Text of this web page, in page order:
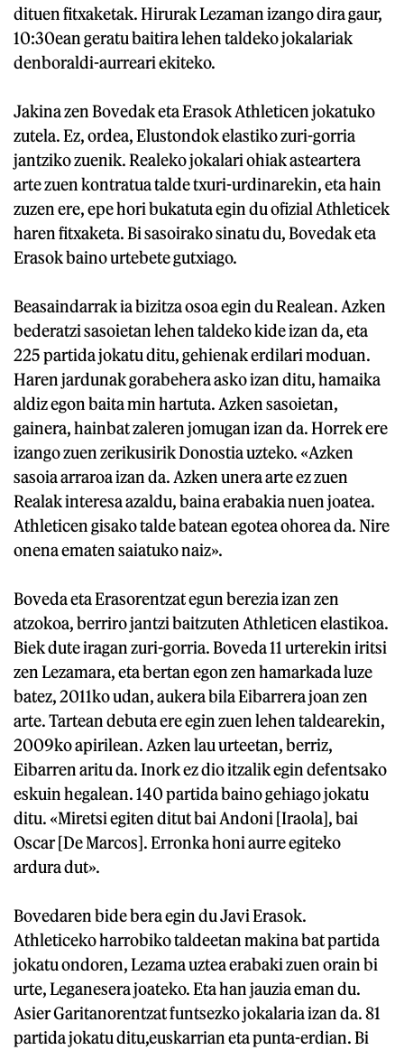
dituen fitxaketak. Hirurak Lezaman izango dira gaur,
10:30ean geratu baitira lehen taldeko jokalariak
denboraldi-aurreari ekiteko.
Jakina zen Bovedak eta Erasok Athleticen jokatuko
zutela. Ez, ordea, Elustondok elastiko zuri-gorria
jantziko zuenik. Realeko jokalari ohiak asteartera
arte zuen kontratua talde txuri-urdinarekin, eta hain
zuzen ere, epe hori bukatuta egin du ofizial Athleticek
haren fitxaketa. Bi sasoirako sinatu du, Bovedak eta
Erasok baino urtebete gutxiago.
Beasaindarrak ia bizitza osoa egin du Realean. Azken
bederatzi sasoietan lehen taldeko kide izan da, eta
225 partida jokatu ditu, gehienak erdilari moduan.
Haren jardunak gorabehera asko izan ditu, hamaika
aldiz egon baita min hartuta. Azken sasoietan,
gainera, hainbat zaleren jomugan izan da. Horrek ere
izango zuen zerikusirik Donostia uzteko. «Azken
sasoia arraroa izan da. Azken unera arte ez zuen
Realak interesa azaldu, baina erabakia nuen joatea.
Athleticen gisako talde batean egotea ohorea da. Nire
onena ematen saiatuko naiz».
Boveda eta Erasorentzat egun berezia izan zen
atzokoa, berriro jantzi baitzuten Athleticen elastikoa.
Biek dute iragan zuri-gorria. Boveda 11 urterekin iritsi
zen Lezamara, eta bertan egon zen hamarkada luze
batez, 2011ko udan, aukera bila Eibarrera joan zen
arte. Tartean debuta ere egin zuen lehen taldearekin,
2009ko apirilean. Azken lau urteetan, berriz,
Eibarren aritu da. Inork ez dio itzalik egin defentsako
eskuin hegalean. 140 partida baino gehiago jokatu
ditu. «Miretsi egiten ditut bai Andoni [Iraola], bai
Oscar [De Marcos]. Erronka honi aurre egiteko
ardura dut».
Bovedaren bide bera egin du Javi Erasok.
Athleticeko harrobiko taldeetan makina bat partida
jokatu ondoren, Lezama uztea erabaki zuen orain bi
urte, Leganesera joateko. Eta han jauzia eman du.
Asier Garitanorentzat funtsezko jokalaria izan da. 81
partida jokatu ditu,euskarrian eta punta-erdian. Bi